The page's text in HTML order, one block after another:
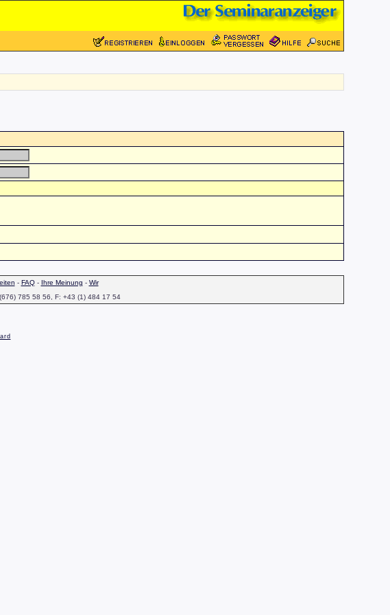
- FAQ- Ihre Meinung - Wir
785 58 56, F: +43 (1) 484 17 54